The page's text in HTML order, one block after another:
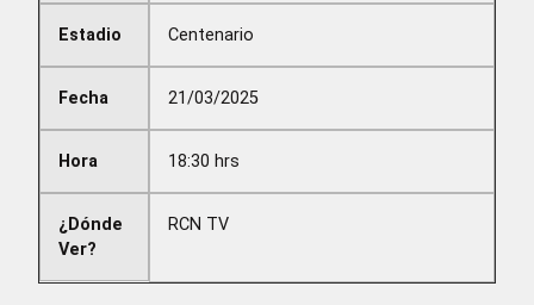
Estadio
Fecha
Hora
¿Dónde
Ver?
Centenario
21/03/2025
18:30 hrs
RCN TV